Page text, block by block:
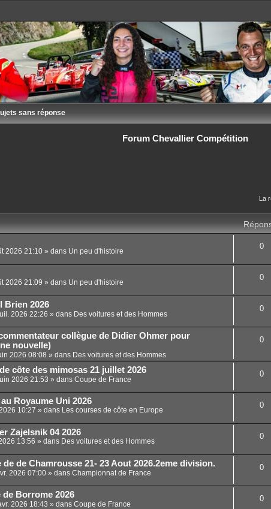
sans réponse
Forum Chevallier Compétition
La
2026 21:10» dans Un peu d'histoire
0
2026 21:09 » dans Un peu d'histoire
0
Brien 2026
2026 22:26 » dans Des voitures et des Hommes
0
collègue de Didier Ohmer pour
nouvelle)
2026 08:08 » dans Des voitures et des Hommes
0
côte des mimosas 21 juillet 2026
2026 21:53 » dans Coupe de France
0
Royaume Uni 2026
10:27 » dans Les courses de côte en Europe
0
Zajelsnik 04 2026
13:56 » dans Des voitures et des Hommes
0
de de Chamrousse 21- 23 Aout 2026.2eme division.
2026 07:00» dans Championnat de France
0
Borrome 2026
2026 18:43 » dans Coupe de France
0